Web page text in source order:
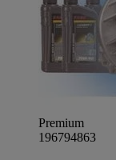
Premium
196794863